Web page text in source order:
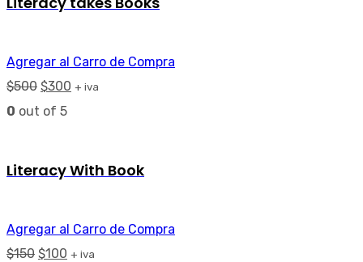
Agregar al Carro de Compra
$500 $300 + iva
0 out of 5
Literacy With Book
Agregar al Carro de Compra
$150 $100 + iva